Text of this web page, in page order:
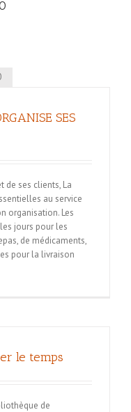
SES
de ses clients, La
au service
organisation. Les
jours pour les
de médicaments,
pour la livraison
le temps
de